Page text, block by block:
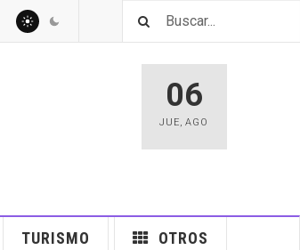
06
JUE,AGO
TURISMO OTROS